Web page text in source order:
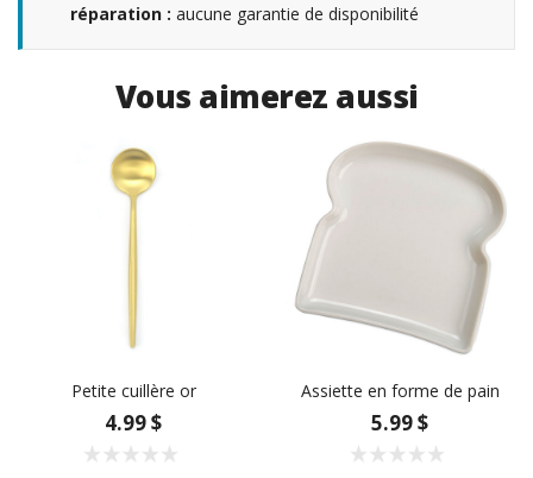
réparation : aucune garantie de disponibilité
Vous aimerez aussi
Petite cuillère or
4.99 $
Assiette en forme de pain
5.99 $